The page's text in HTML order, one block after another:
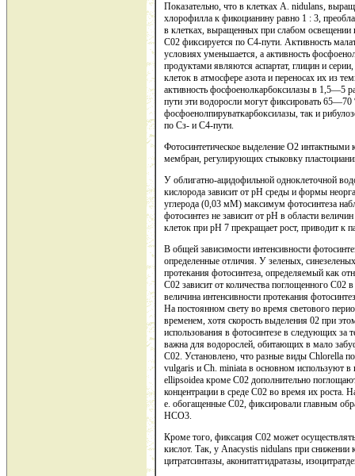
Показательно, что в клетках A. nidulans,
хлорофилла к фикоцианину равно 1 : 3,
в клетках, выращенных при слабом освещении
С02 фиксируется по С4-пути. Активность
условиях уменьшается, а активность
продуктами являются аспартат, глицин и
клеток в атмосфере азота и переносах их из
активность фосфоенолкарбоксилазы в 1,5—5
пути эти водоросли могут фиксировать
фосфоенолпируваткарбоксилазы, так и
по Сз- и С4-пути.
Фотосинтетическое выделение О2 интактными
мембран, регулирующих стыковку
У облигатно-ацидофильной одноклеточной
кислорода зависит от рН среды и формы
углерода (0,03 мМ) максимум фотосинтеза
фотосинтез не зависит от рН в области
клеток при рН 7 прекращает рост, приводит к
В общей зависимости интенсивности
определенные отличия. У зеленых,
протекания фотосинтеза, определяемый как
С02 зависит от количества поглощенного
величина интенсивности протекания
На постоянном свету во время светового
временем, хотя скорость выделения 02 при
использования в фотосинтезе в следующих за
важна для водорослей, обитающих в мало
С02. Установлено, что разные виды Chlorella
vulgaris и Ch. miniata в основном используют в
ellipsoidea кроме С02 дополнительно
концентрации в среде С02 во время их роста.
е. обогащенные С02, фиксировали главным
HCO3.
Кроме того, фиксация С02 может
кислот. Так, у Anacystis nidulans при снижении
цитратсинтазы, аконитатгидратазы,